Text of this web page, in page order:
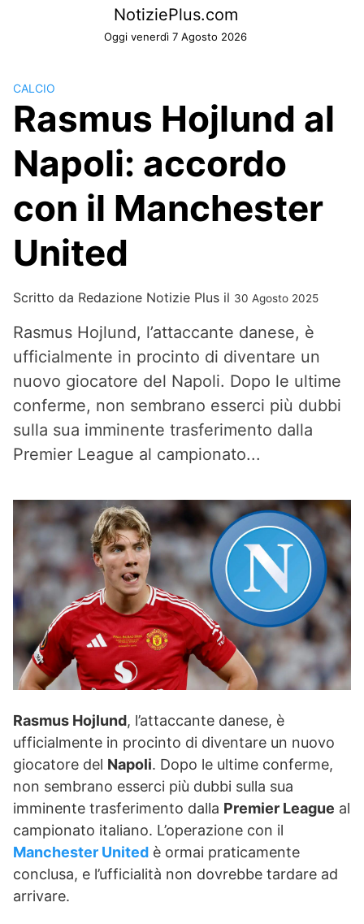
NotiziePlus.com
Oggi venerdì 7 Agosto 2026
CALCIO
Rasmus Hojlund al
Napoli: accordo
con il Manchester
United
Scritto da Redazione Notizie Plus il 30 Agosto 2025
Rasmus Hojlund, l’attaccante danese, è
ufficialmente in procinto di diventare un
nuovo giocatore del Napoli. Dopo le ultime
conferme, non sembrano esserci più dubbi
sulla sua imminente trasferimento dalla
Premier League al campionato...
Rasmus Hojlund, l’attaccante danese, è
ufficialmente in procinto di diventare un nuovo
giocatore del Napoli. Dopo le ultime conferme,
non sembrano esserci più dubbi sulla sua
imminente trasferimento dalla Premier League al
campionato italiano. L’operazione con il
Manchester United è ormai praticamente
conclusa, e l’ufficialità non dovrebbe tardare ad
arrivare.